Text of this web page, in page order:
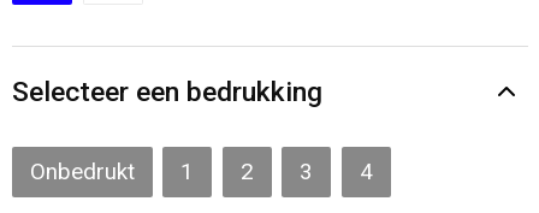
Themapakketten
Caps, Hoeden en Mutsen
Selecteer een bedrukking
Onbedrukt 1 2 3 4